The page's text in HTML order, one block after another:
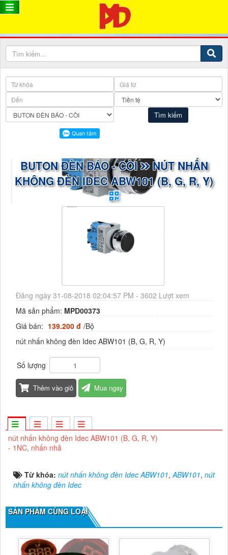
BUTON ĐÈN BÁO - CÒI NÚT NHẤN
KHÔNG ĐÈN IDEC ABW101 (B, G, R, Y)
Đăng ngày 31-08-2018 02:04:57 PM - 3602 Lượt xem
Mã sản phẩm: MPD00373
Giá bán: 139.200 đ /Bộ
nút nhấn không đèn Idec ABW101 (B, G, R, Y)
Số lượng
Thêm vào giỏ Mua ngay
nút nhấn không đèn Idec ABW101 (B, G, R, Y)
- 1NC, nhấn nhả
Từ khóa: nút nhấn không đèn Idec ABW101,ABW101, nút
nhấn không đèn Idec
SẢN PHẨM CÙNG LOẠI